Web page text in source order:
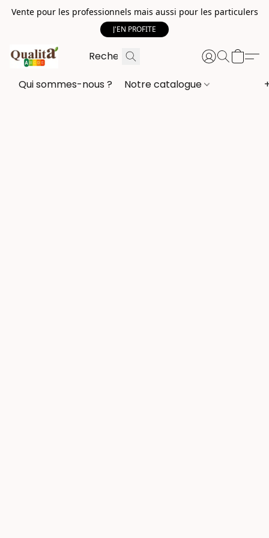
Vente pour les professionnels mais aussi pour les particulers
J'EN PROFITE
Qui sommes-nous ? Notre catalogue